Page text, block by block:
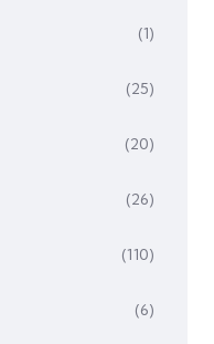
(1)
(25)
(20)
(26)
(110)
(6)